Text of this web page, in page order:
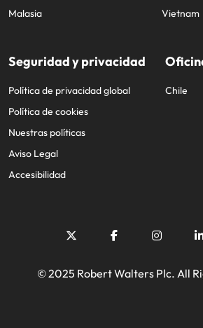
Malasia
Vietnam
Seguridad y privacidad
Política de privacidad global
Política de cookies
Nuestras políticas
Aviso Legal
Accesibilidad
Chile
© 2025 Robert Walters Plc. All